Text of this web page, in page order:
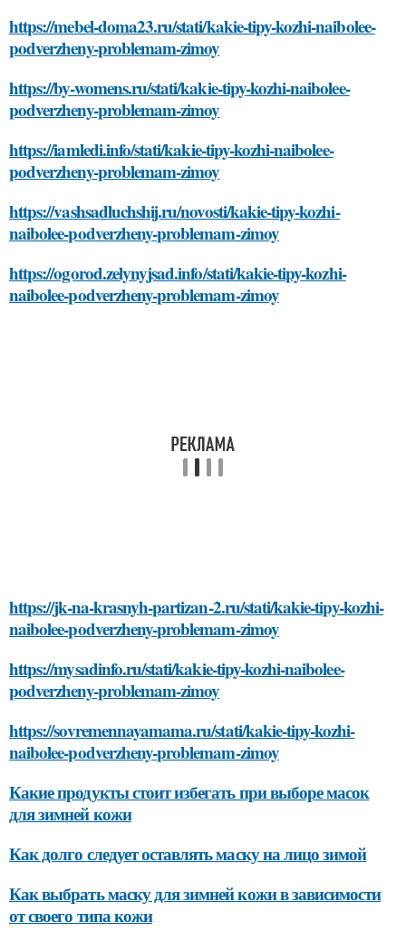
https://mebel-doma23.ru/stati/kakie-tipy-kozhi-naibolee-
podverzheny-problemam-zimoy
https://by-womens.ru/stati/kakie-tipy-kozhi-naibolee-
podverzheny-problemam-zimoy
https://iamledi.info/stati/kakie-tipy-kozhi-naibolee-
podverzheny-problemam-zimoy
https://vashsadluchshij.ru/novosti/kakie-tipy-kozhi-
naibolee-podverzheny-problemam-zimoy
https://ogorod.zelynyjsad.info/stati/kakie-tipy-kozhi-
naibolee-podverzheny-problemam-zimoy
https://jk-na-krasnyh-partizan-2.ru/stati/kakie-tipy-kozhi-
naibolee-podverzheny-problemam-zimoy
https://mysadinfo.ru/stati/kakie-tipy-kozhi-naibolee-
podverzheny-problemam-zimoy
https://sovremennayamama.ru/stati/kakie-tipy-kozhi-
naibolee-podverzheny-problemam-zimoy
Какие продукты стоит избегать при выборе масок
для зимней кожи
Как долго следует оставлять маску на лицо зимой
Как выбрать маску для зимней кожи в зависимости
от своего типа кожи